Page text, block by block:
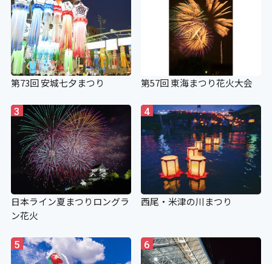
第73回 安城七夕まつり 第57回 東海まつり花火大会
3
日本ライン夏まつりロングラ
ン花火
4
西尾・米津の川まつり
5 6